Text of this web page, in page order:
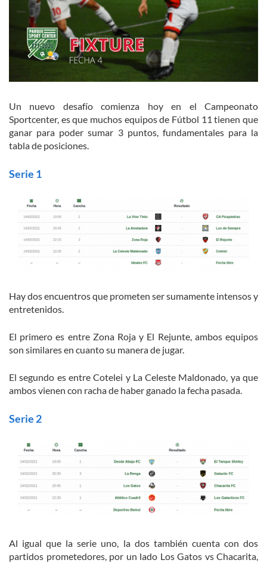
Un nuevo desafío comienza hoy en el Campeonato
Sportcenter, es que muchos equipos de Fútbol 11 tienen que
ganar para poder sumar 3 puntos, fundamentales para la
tabla de posiciones.
Serie 1
Hay dos encuentros que prometen ser sumamente intensos y
entretenidos.
El primero es entre Zona Roja y El Rejunte, ambos equipos
son similares en cuanto su manera de jugar.
El segundo es entre Cotelei y La Celeste Maldonado, ya que
ambos vienen con racha de haber ganado la fecha pasada.
Serie 2
Al igual que la serie uno, la dos también cuenta con dos
partidos prometedores, por un lado Los Gatos vs Chacarita,